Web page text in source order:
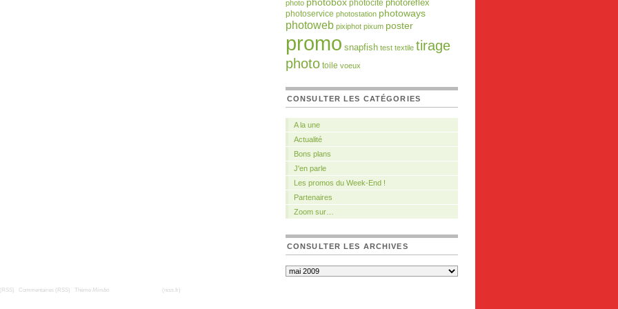
photo
photocite photoreflex
photoservice photostation photoways
photoweb pixiphot pixum poster
promo snapfish test textile tirage
photo toile voeux
CONSULTER LES CATÉGORIES
A la une
Actualité
Bons plans
J'en parle
Les promos du Week-End !
Partenaires
Zoom sur…
CONSULTER LES ARCHIVES
Commentaires (RSS) Thème Mimbo (niss.fr)